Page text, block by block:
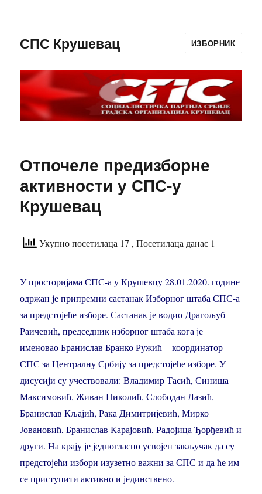
СПС Крушевац ИЗБОРНИК
Отпочеле предизборне
активности у СПС-у
Крушевац
Укупно посетилаца 17 , Посетилаца данас 1
У просторијама СПС-а у Крушевцу 28.01.2020. године
одржан је припремни састанак Изборног штаба СПС-а
за предстојеће изборе. Састанак је водио Драгољуб
Раичевић, председник изборног штаба кога је
именовао Бранислав Бранко Ружић –координатор
СПС за Централну Србију за предстојеће изборе. У
дисусији су учествовали: Владимир Тасић, Синиша
Максимовић, Живан Николић, Слободан Лазић,
Бранислав Кљајић, Рака Димитријевић, Мирко
Јовановић, Бранислав Карајовић, Радојица Ђорђевић и
други. На крају је једногласно усвојен закључак да су
предстојећи избори изузетно важни за СПС и да ће им
се приступити активно и јединствено.